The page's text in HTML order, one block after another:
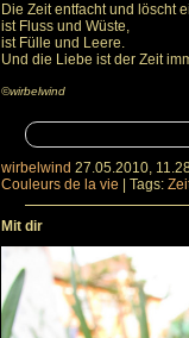
Die Zeit entfacht und löscht
ist Fluss und Wüste,
ist Fülle und Leere.
Und die Liebe ist der Zeit
©wirbelwind
wirbelwind 27.05.2010,
Couleurs de la vie
Tags:
Mit dir